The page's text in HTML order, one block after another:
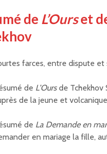
de L’Ourset
farces, entre dispute et
de L’Oursde Tchekhov
de la jeune et
de La Demande en
en mariage la fille,